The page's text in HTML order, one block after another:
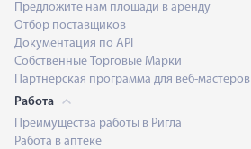
Предложите нам площади в аренду
Отбор поставщиков
Документация по API
Собственные Торговые Марки
Партнерская программа для веб-мастеров
Работа
Преимущества работы в Ригла
Работа в аптеке